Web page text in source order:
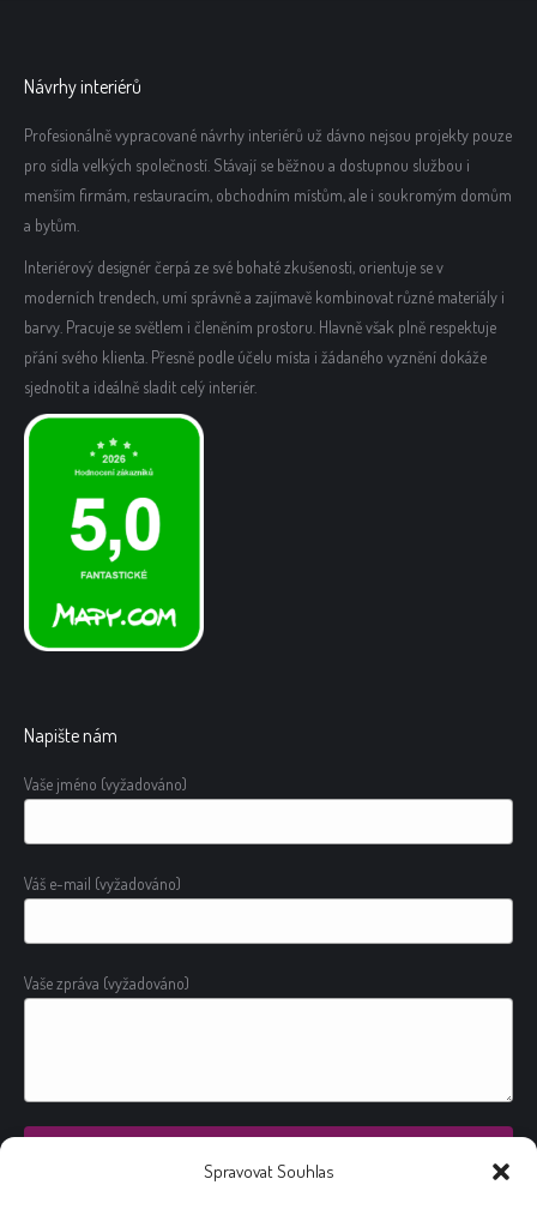
Spravovat Souhlas
Návrhy interiérů
Profesionálně vypracované návrhy interiérů už dávno nejsou projekty pouze
pro sídla velkých společností. Stávají se běžnou a dostupnou službou i
menším firmám, restauracím, obchodním místům, ale i soukromým domům
a bytům.
Interiérový designér čerpá ze své bohaté zkušenosti, orientuje se v
moderních trendech, umí správně a zajímavě kombinovat různé materiály i
barvy. Pracuje se světlem i členěním prostoru. Hlavně však plně respektuje
přání svého klienta. Přesně podle účelu místa i žádaného vyznění dokáže
sjednotit a ideálně sladit celý interiér.
Napište nám
Vaše jméno (vyžadováno)
Váš e-mail (vyžadováno)
Vaše zpráva (vyžadováno)